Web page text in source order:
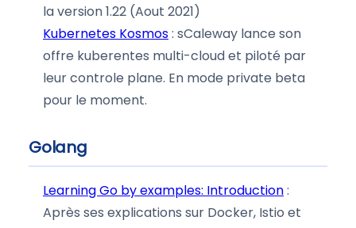
la version 1.22 (Aout 2021)
Kubernetes Kosmos: sCaleway lance son
offre kuberentes multi-cloud et piloté par
leur controle plane. En mode private beta
pour le moment.
Golang
Learning Go by examples: Introduction:
Après ses explications sur Docker, Istio et